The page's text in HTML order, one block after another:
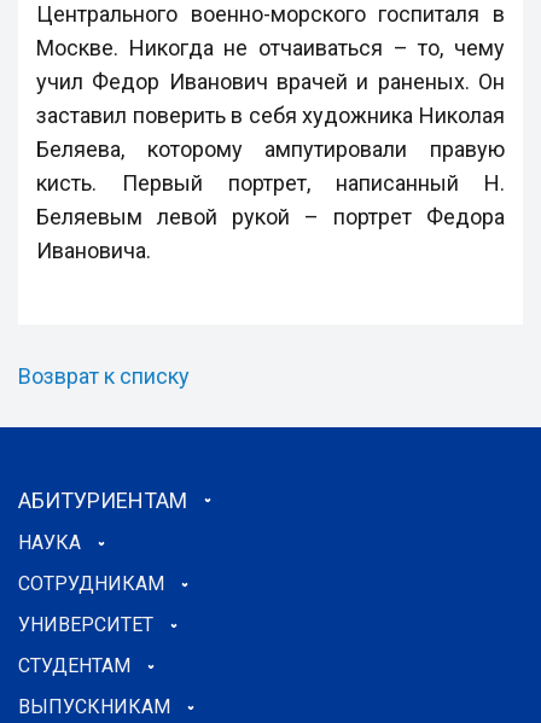
Центрального военно-морского госпиталя в
Москве. Никогда не отчаиваться – то, чему
учил Федор Иванович врачей и раненых. Он
заставил поверить в себя художника Николая
Беляева, которому ампутировали правую
кисть. Первый портрет, написанный Н.
Беляевым левой рукой – портрет Федора
Ивановича.
Возврат к списку
АБИТУРИЕНТАМ
НАУКА
СОТРУДНИКАМ
УНИВЕРСИТЕТ
СТУДЕНТАМ
ВЫПУСКНИКАМ